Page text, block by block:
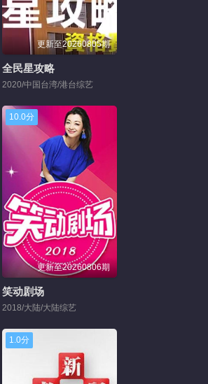
更新至20260805期
全民星攻略
2020/中国台湾/港台综艺
10.0分
更新至20260806期
笑动剧场
2018/大陆/大陆综艺
1.0分